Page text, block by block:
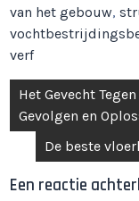
van het gebouw,
verf
Het Gevecht
Gevolgen en
De beste
Een reactie